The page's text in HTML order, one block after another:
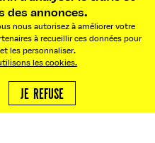
S'ABONNER
des annonces.
nous autorisez à améliorer votre
à recueillir ces données pour
les personnaliser.
les cookies.
JE REFUSE